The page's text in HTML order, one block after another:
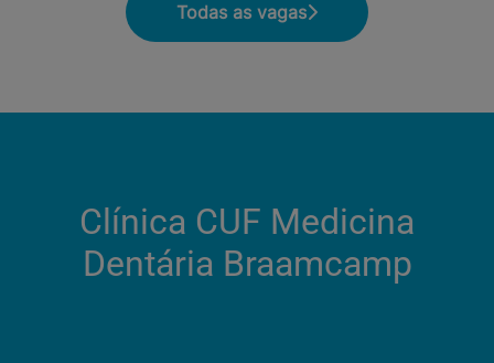
Todas as vagas
Clínica CUF Medicina
Dentária Braamcamp